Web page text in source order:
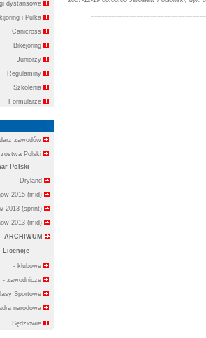
dystansowe
i Pulka
Canicross
Bikejoring
Juniorzy
Regulaminy
Szkolenia
Formularze
zawodów
Polski
Polski
- Dryland
2015 (mid)
2013 (sprint)
2013 (mid)
- ARCHIWUM
Licencje
- klubowe
- zawodnicze
Sportowe
narodowa
Sędziowie